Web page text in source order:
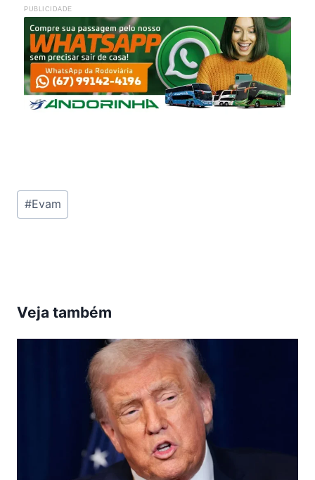
PUBLICIDADE
Tags
do
#Evam
Veja também